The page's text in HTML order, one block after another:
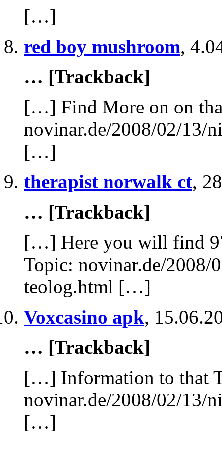
[…]
red boy mushroom,
… [Trackback]
[…] Find More on on
novinar.de/2008/02/13/
[…]
therapist norwalk ct,
… [Trackback]
[…] Here you will find
Topic: novinar.de/2008/
teolog.html […]
Voxcasino apk,
… [Trackback]
[…] Information to that
novinar.de/2008/02/13/
[…]